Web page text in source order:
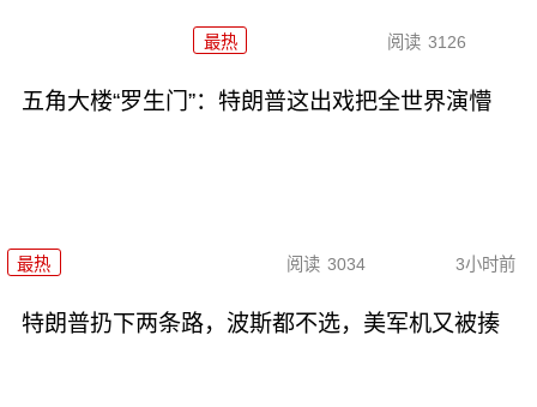
最热 阅读 3126
五角大楼“罗生门”：特朗普这出戏把全世界演懵
最热 阅读 3034 3小时前
特朗普扔下两条路，波斯都不选，美军机又被揍